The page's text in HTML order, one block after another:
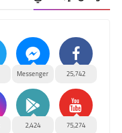
25,742
Messenger
75,274
2,424